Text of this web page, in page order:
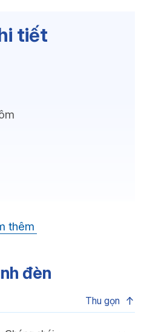
tiết
4000K, 3500K,
CRI90
1440lm(N),
thêm
đèn
Thu gọn